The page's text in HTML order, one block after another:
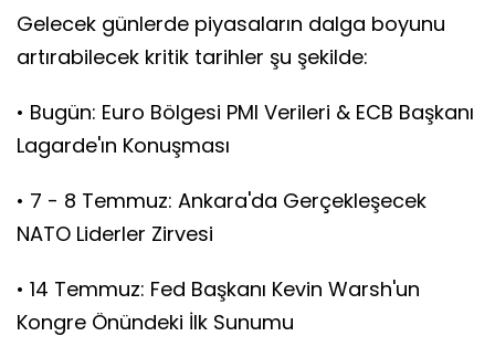
Gelecek günlerde piyasaların dalga boyunu
artırabilecek kritik tarihler şu şekilde:
• Bugün: Euro Bölgesi PMI Verileri & ECB Başkanı
Lagarde'ın Konuşması
• 7 - 8 Temmuz: Ankara'da Gerçekleşecek
NATO Liderler Zirvesi
• 14 Temmuz: Fed Başkanı Kevin Warsh'un
Kongre Önündeki İlk Sunumu